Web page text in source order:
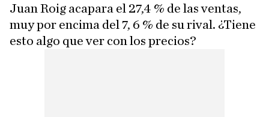
Juan Roig acapara el 27,4 % de las ventas,
muy por encima del 7, 6 % de su rival. ¿Tiene
esto algo que ver con los precios?